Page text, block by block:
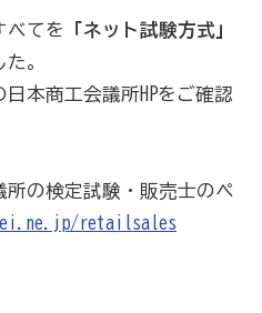
べてを
「ネット試験方式」
。
本商工会議所HPをご確認
所の検定試験・販売士のペ
retailsales
掛捨共済・福祉共済「生